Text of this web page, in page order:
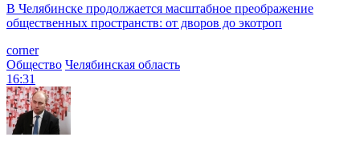
В Челябинске продолжается масштабное преображение
общественных пространств: от дворов до экотроп
corner
Общество Челябинская область
16:31